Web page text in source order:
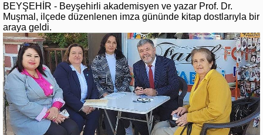
BEYŞEHİR - Beyşehirli akademisyen ve yazar Prof. Dr.
Muşmal, ilçede düzenlenen imza gününde kitap dostlarıyla bir
araya geldi.